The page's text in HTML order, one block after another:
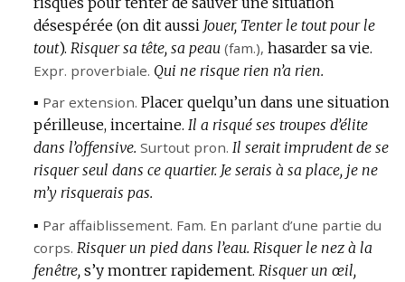
désespérée (on dit aussi Jouer, Tenter le tout pour le
tout). Risquer sa tête, sa peau (fam.), hasarder sa vie.
Expr. proverbiale. Qui ne risque rien n’a rien.
▪ Par extension. Placer quelqu’un dans une situation
périlleuse, incertaine. Il a risqué ses troupes d’élite
dans l’offensive. Surtout pron. Il serait imprudent de se
risquer seul dans ce quartier. Je serais à sa place, je ne
m’y risquerais pas.
▪ Par affaiblissement. Fam. En parlant d’une partie du
corps. Risquer un pied dans l’eau. Risquer le nez à la
fenêtre, s’y montrer rapidement. Risquer un œil,